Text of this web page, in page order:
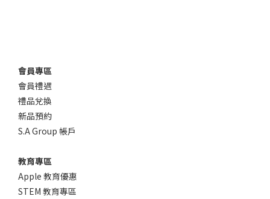
會員專區
會員禮遇
禮品兌換
新品預約
S.A Group 帳戶
教育專區
Apple 教育優惠
STEM 教育專區